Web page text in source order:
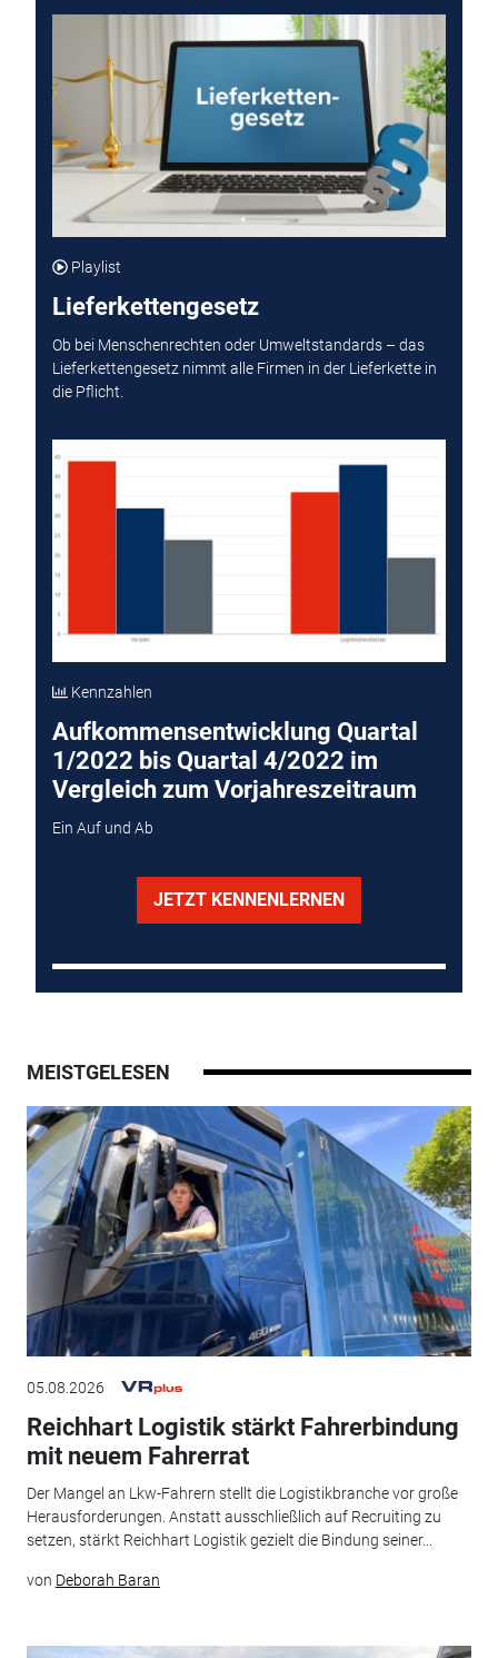
Playlist
Lieferkettengesetz
Ob bei Menschenrechten oder Umweltstandards – das
Lieferkettengesetz nimmt alle Firmen in der Lieferkette in
die Pflicht.
Kennzahlen
Aufkommensentwicklung Quartal
1/2022 bis Quartal 4/2022 im
Vergleich zum Vorjahreszeitraum
Ein Auf und Ab
JETZT KENNENLERNEN
MEISTGELESEN
05.08.2026
Reichhart Logistik stärkt Fahrerbindung
mit neuem Fahrerrat
Der Mangel an Lkw-Fahrern stellt die Logistikbranche vor große
Herausforderungen. Anstatt ausschließlich auf Recruiting zu
setzen, stärkt Reichhart Logistik gezielt die Bindung seiner...
von Deborah Baran